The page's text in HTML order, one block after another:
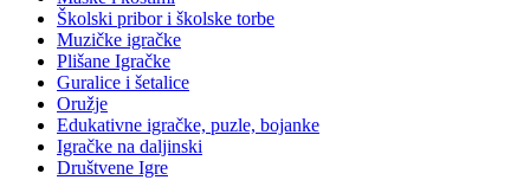
Školski pribor i školske torbe
Muzičke igračke
Plišane Igračke
Guralice i šetalice
Oružje
Edukativne igračke, puzle, bojanke
Igračke na daljinski
Društvene Igre